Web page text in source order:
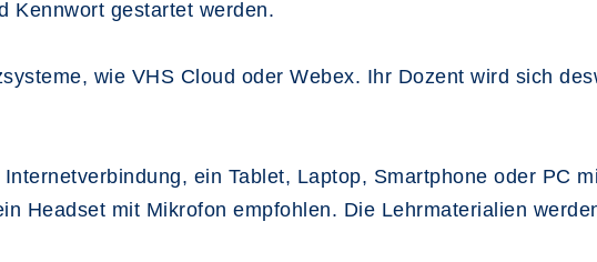
Kennwort gestartet werden.
wie VHS Cloud oder Webex. Ihr Dozent wird sich
ein Tablet, Laptop, Smartphone oder PC
Headset mit Mikrofon empfohlen. Die Lehrmaterialien